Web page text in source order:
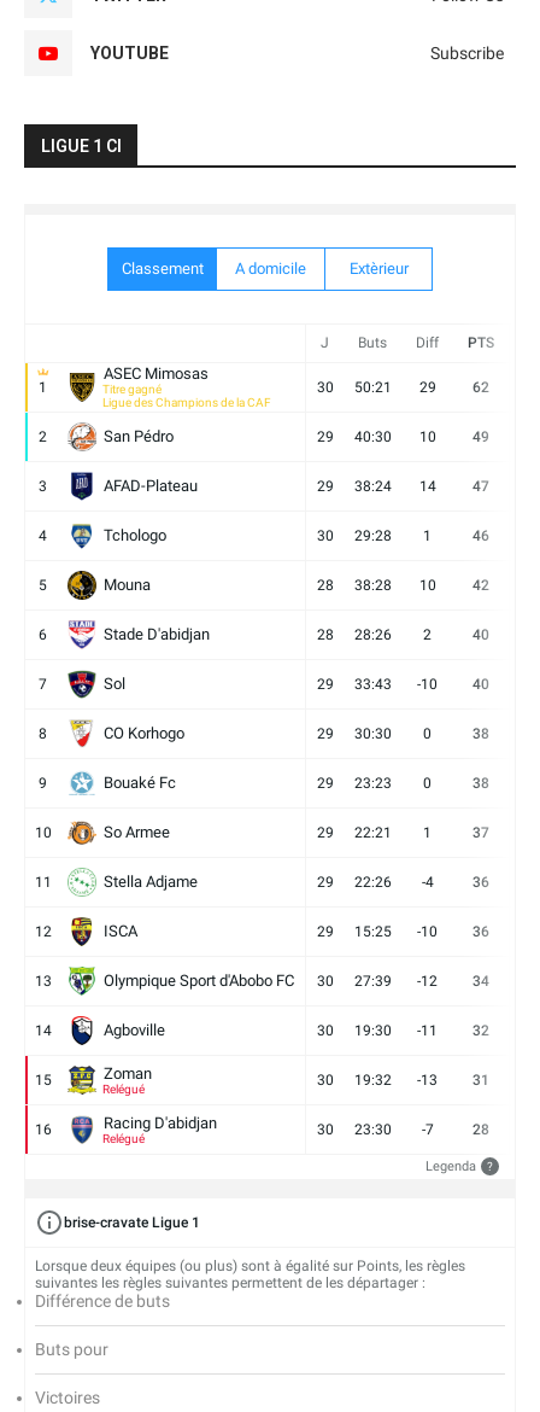
YOUTUBE Subscribe
LIGUE 1 CI
Classement A domicile Extèrieur
J Buts Diff PTS
1
ASEC Mimosas
Titre gagné
Ligue des Champions de la CAF
30 50:21 29 62
2 San Pédro 29 40:30 10 49
3 AFAD-Plateau 29 38:24 14 47
4 Tchologo 30 29:28 1 46
5 Mouna 28 38:28 10 42
6 Stade D'abidjan 28 28:26 2 40
7 Sol 29 33:43 -10 40
8 CO Korhogo 29 30:30 0 38
9 Bouaké Fc 29 23:23 0 38
10 So Armee 29 22:21 1 37
11 Stella Adjame 29 22:26 -4 36
12 ISCA 29 15:25 -10 36
13 Olympique Sport d'Abobo FC 30 27:39 -12 34
14 Agboville 30 19:30 -11 32
15 Zoman
Relégué
30 19:32 -13 31
16 Racing D'abidjan
Relégué
30 23:30 -7 28
Legenda ?
brise-cravate Ligue 1
Lorsque deux équipes (ou plus) sont à égalité sur Points, les règles
suivantes les règles suivantes permettent de les départager :
Différence de buts
Buts pour
Victoires